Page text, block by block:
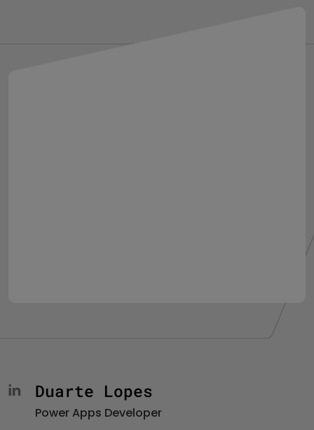
Duarte Lopes
Power Apps Developer